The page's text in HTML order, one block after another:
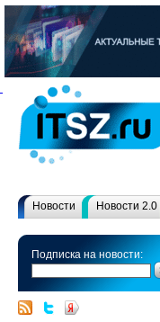
Новости Новости 2.0
Подписка на новости: